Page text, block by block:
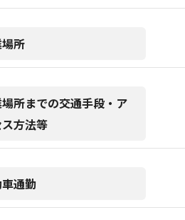
所
所までの交通手段・ア
方法等
通勤